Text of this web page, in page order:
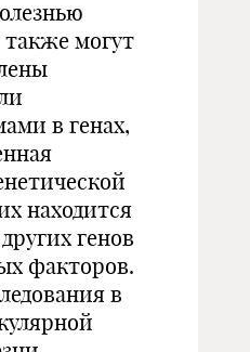
могут
в генах,
находится
генов
факторов.
в